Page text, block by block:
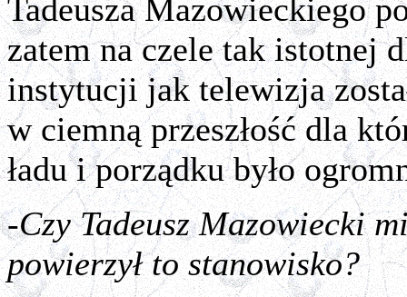
Tadeusza Mazowieckiego
zatem na czele tak istotnej
instytucji jak telewizja
w ciemną przeszłość dla
ładu i porządku było
-Czy Tadeusz Mazowiecki
powierzył to stanowisko?